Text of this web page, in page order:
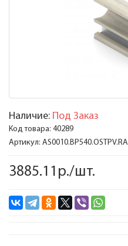
Наличие: Под Заказ
Код товара: 40289
Артикул: AS0010.BP540.OSTPV.RA
3885.11р./шт.